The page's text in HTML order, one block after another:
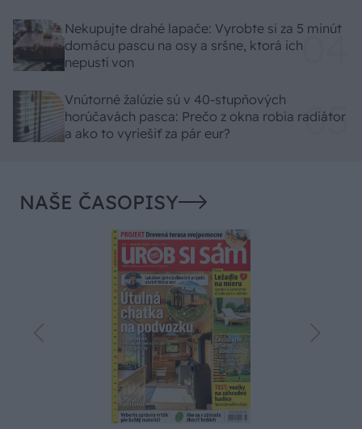
Nekupujte drahé lapače: Vyrobte si za 5 minút
domácu pascu na osy a sršne, ktorá ich
nepustí von
Vnútorné žalúzie sú v 40-stupňových
horúčavách pasca: Prečo z okna robia radiátor
a ako to vyriešiť za pár eur?
NAŠE ČASOPISY